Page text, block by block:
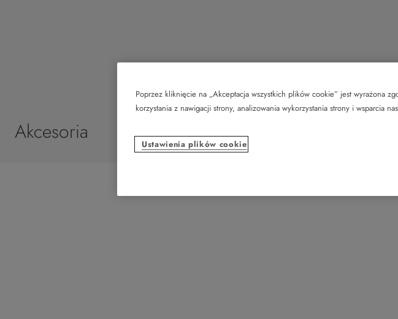
Akcesoria
Poprzez kliknięcie na „Akceptacja wszystkich plików cookie” jest wyrażona
korzystania z nawigacji strony, analizowania wykorzystania strony i wsparcia
Ustawienia plików cookie